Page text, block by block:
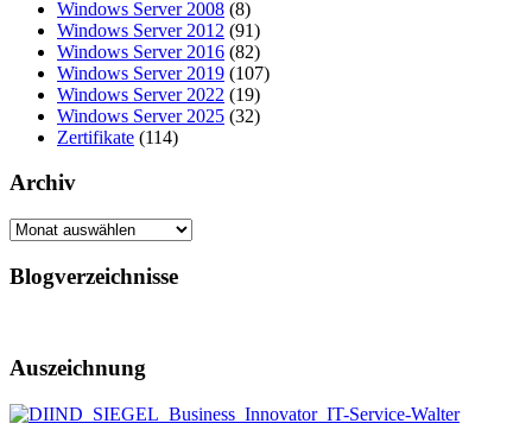
Windows Server 2008 (8)
Windows Server 2012 (91)
Windows Server 2016 (82)
Windows Server 2019 (107)
Windows Server 2022 (19)
Windows Server 2025 (32)
Zertifikate (114)
Archiv
Archiv
Blogverzeichnisse
Auszeichnung